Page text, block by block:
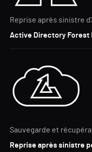
Reprise après sinistre
Active Directory Forest
Sauvegarde et
Reprise après sinistre